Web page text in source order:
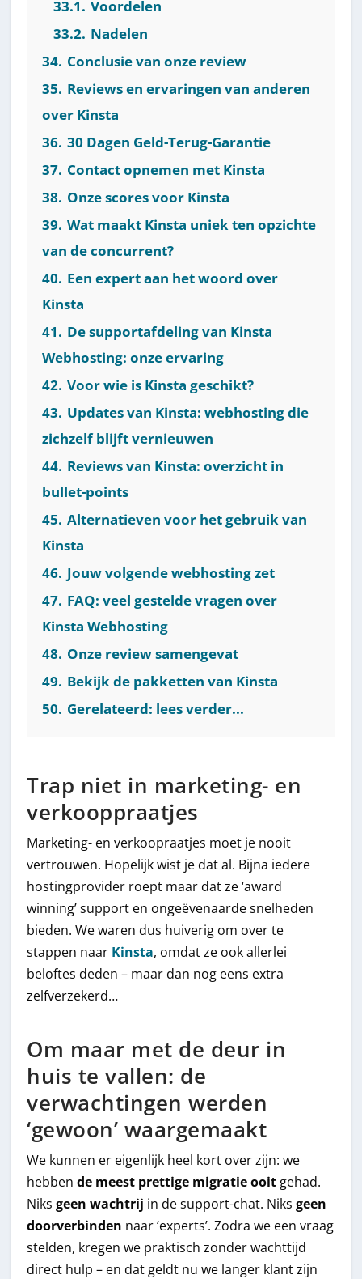
33.1. Voordelen
33.2. Nadelen
34. Conclusie van onze review
35. Reviews en ervaringen van anderen
over Kinsta
36. 30 Dagen Geld-Terug-Garantie
37. Contact opnemen met Kinsta
38. Onze scores voor Kinsta
39. Wat maakt Kinsta uniek ten opzichte
van de concurrent?
40. Een expert aan het woord over
Kinsta
41. De supportafdeling van Kinsta
Webhosting: onze ervaring
42. Voor wie is Kinsta geschikt?
43. Updates van Kinsta: webhosting die
zichzelf blijft vernieuwen
44. Reviews van Kinsta: overzicht in
bullet-points
45. Alternatieven voor het gebruik van
Kinsta
46. Jouw volgende webhosting zet
47. FAQ: veel gestelde vragen over
Kinsta Webhosting
48. Onze review samengevat
49. Bekijk de pakketten van Kinsta
50. Gerelateerd: lees verder...
Trap niet in marketing- en
verkooppraatjes
Marketing- en verkoopraatjes moet je nooit
vertrouwen. Hopelijk wist je dat al. Bijna iedere
hostingprovider roept maar dat ze ‘award
winning’ support en ongeëvenaarde snelheden
bieden. We waren dus huiverig om over te
stappen naar Kinsta, omdat ze ook allerlei
beloftes deden – maar dan nog eens extra
zelfverzekerd…
Om maar met de deur in
huis te vallen: de
verwachtingen werden
‘gewoon’ waargemaakt
We kunnen er eigenlijk heel kort over zijn: we
hebbende meest prettige migratie ooit gehad.
Niksgeen wachtrij in de support-chat. Niksgeen
doorverbinden naar ‘experts’. Zodra we een vraag
stelden, kregen we praktisch zonder wachttijd
direct hulp – en dat geldt nu we langer klant zijn